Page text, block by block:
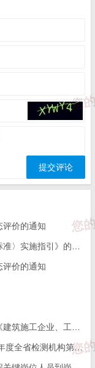
《山东省住房和城
省房屋市政施工企
作指导意见>的通
量发展和高水平安
设单位工程质量首
省住房城乡建设
。
、监理单位法定代
目经理、监理单位
”）到岗履职行为
评价的通知
实施指引》的通知
评价的通知
及安全生产管理人员配备办法》的通知
二次能力验证工作的通知